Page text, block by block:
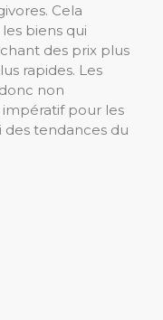
Cela
biens qui
des prix plus
rapides. Les
non
pour les
tendances du